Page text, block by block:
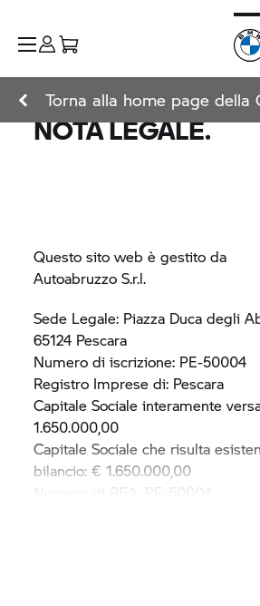
Torna alla home page della
NOTA LEGALE.
Questo sito web è gestito da
Autoabruzzo S.r.l.
Sede Legale: Piazza Duca degli
65124 Pescara
Numero di iscrizione: PE-50004
Registro Imprese di: Pescara
Capitale Sociale interamente
1.650.000,00
Capitale Sociale che risulta
bilancio: € 1.650.000,00
Numero di REA: PE-50004
Partita IVA/Codice Fiscale: